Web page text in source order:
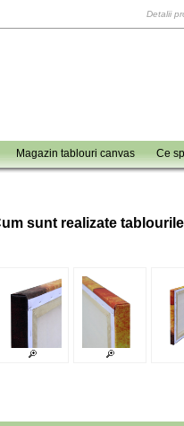
Detalii
Magazin tablouri canvas Ce
um sunt realizate